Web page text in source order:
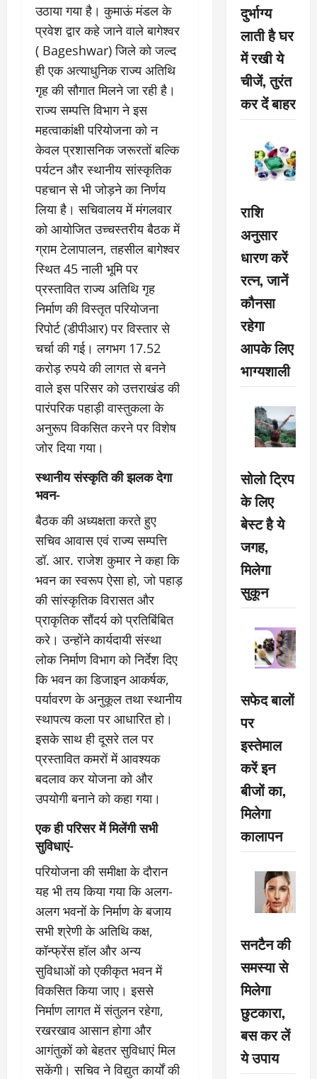
उठाया गया है। कुमाऊं मंडल के
प्रवेश द्वार कहे जाने वाले बागेश्वर
( Bageshwar) जिले को जल्द
ही एक अत्याधुनिक राज्य अतिथि
गृह की सौगात मिलने जा रही है।
राज्य सम्पत्ति विभाग ने इस
महत्वाकांक्षी परियोजना को न
केवल प्रशासनिक जरूरतों बल्कि
पर्यटन और स्थानीय सांस्कृतिक
पहचान से भी जोड़ने का निर्णय
लिया है। सचिवालय में मंगलवार
को आयोजित उच्चस्तरीय बैठक में
ग्राम टेलापालन, तहसील बागेश्वर
स्थित 45 नाली भूमि पर
प्रस्तावित राज्य अतिथि गृह
निर्माण की विस्तृत परियोजना
रिपोर्ट (डीपीआर) पर विस्तार से
चर्चा की गई। लगभग 17.52
करोड़ रुपये की लागत से बनने
वाले इस परिसर को उत्तराखंड की
पारंपरिक पहाड़ी वास्तुकला के
अनुरूप विकसित करने पर विशेष
जोर दिया गया।
स्थानीय संस्कृति की झलक देगा
भवन-
बैठक की अध्यक्षता करते हुए
सचिव आवास एवं राज्य सम्पत्ति
डॉ. आर. राजेश कुमार ने कहा कि
भवन का स्वरूप ऐसा हो, जो पहाड़
की सांस्कृतिक विरासत और
प्राकृतिक सौंदर्य को प्रतिबिंबित
करे। उन्होंने कार्यदायी संस्था
लोक निर्माण विभाग को निर्देश दिए
कि भवन का डिजाइन आकर्षक,
पर्यावरण के अनुकूल तथा स्थानीय
स्थापत्य कला पर आधारित हो।
इसके साथ ही दूसरे तल पर
प्रस्तावित कमरों में आवश्यक
बदलाव कर योजना को और
उपयोगी बनाने को कहा गया।
एक ही परिसर में मिलेंगी सभी
सुविधाएं-
परियोजना की समीक्षा के दौरान
यह भी तय किया गया कि अलग-
अलग भवनों के निर्माण के बजाय
सभी श्रेणी के अतिथि कक्ष,
कॉन्फ्रेंस हॉल और अन्य
सुविधाओं को एकीकृत भवन में
विकसित किया जाए। इससे
निर्माण लागत में संतुलन रहेगा,
रखरखाव आसान होगा और
आगंतुकों को बेहतर सुविधाएं मिल
सकेंगी। सचिव ने विद्युत कार्यों की
दुर्भाग्य
लाती है घर
में रखी ये
चीजें, तुरंत
कर दें बाहर
राशि
अनुसार
धारण करें
रत्न, जानें
कौनसा
रहेगा
आपके लिए
भाग्यशाली
सोलो ट्रिप
के लिए
बेस्ट है ये
जगह,
मिलेगा
सुकून
सफेद बालों
पर
इस्तेमाल
करें इन
बीजों का,
मिलेगा
कालापन
सनटैन की
समस्या से
मिलेगा
छुटकारा,
बस कर लें
ये उपाय